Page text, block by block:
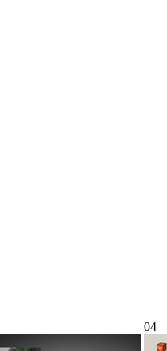
04